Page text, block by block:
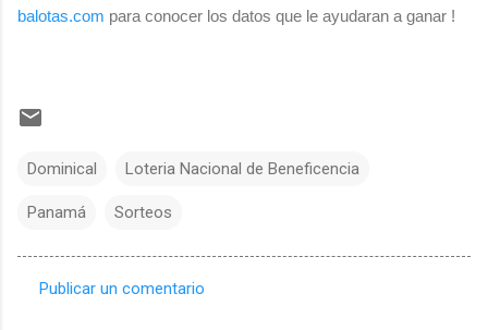
balotas.com para conocer los datos que le ayudaran a ganar !
Dominical Loteria Nacional de Beneficencia
Panamá Sorteos
Publicar un comentario